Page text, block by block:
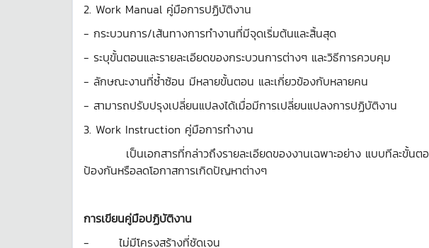
2. Work Manual คู่มือการปฏิบัติงาน
- กระบวนการ/เส้นทางการทำงานที่มีจุดเริ่มต้นและสิ้นสุด
- ระบุขั้นตอนและรายละเอียดของกระบวนการต่างๆ และวิธีการควบคุม
- ลักษณะงานที่ซ้ำซ้อน มีหลายขั้นตอน และเกี่ยวข้องกับหลายคน
- สามารถปรับปรุงเปลี่ยนแปลงได้เมื่อมีการเปลี่ยนแปลงการปฏิบัติงาน
3. Work Instruction คู่มือการทำงาน
เป็นเอกสารที่กล่าวถึงรายละเอียดของงานเฉพาะอย่าง แบบทีละขั้นต
ป้องกันหรือลดโอกาสการเกิดปัญหาต่างๆ
การเขียนคู่มือปฏิบัติงาน
- ไม่มีโครงสร้างที่ชัดเจน